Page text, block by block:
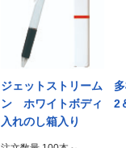
ジェットストリーム
ン ホワイトボディ 2
入れのし箱入り